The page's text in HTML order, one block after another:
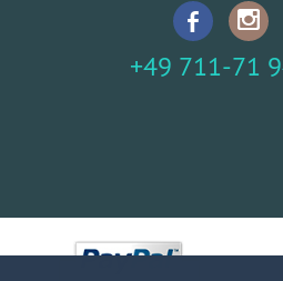
+49 711-71